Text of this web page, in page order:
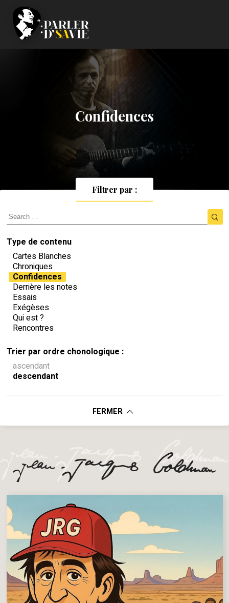
Confidences
Filtrer par :
Type de contenu
Cartes Blanches
Chroniques
Confidences
Derrière les notes
Essais
Exégèses
Qui est ?
Rencontres
Trier par ordre chonologique :
ascendant
descendant
FERMER